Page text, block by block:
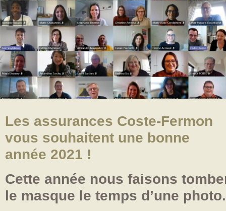
Les assurances Coste-Fermon
vous souhaitent une bonne
année 2021 !
Cette année nous faisons
le masque le temps d’une photo.